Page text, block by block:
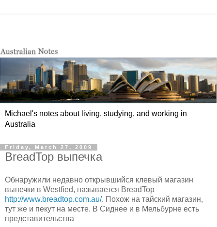
Michael's notes about living, studying, and working in
Australia
Friday, March 27, 2009
BreadTop выпечка
Обнаружили недавно открывшийся клевый магазин
выпечки в Westfied, называется BreadTop
http://www.breadtop.com.au/. Похож на тайский магазин,
тут же и пекут на месте. В Сиднее и в Мельбурне есть
представительства